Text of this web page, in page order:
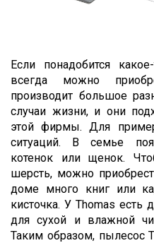
Если понадобится
всегда можно
производит большое
случаи жизни, и они
этой фирмы. Для
ситуаций. В семье
котенок или щенок.
шерсть, можно
доме много книг или
кисточка. У Thomas
для сухой и влажной
Таким образом, пылесос